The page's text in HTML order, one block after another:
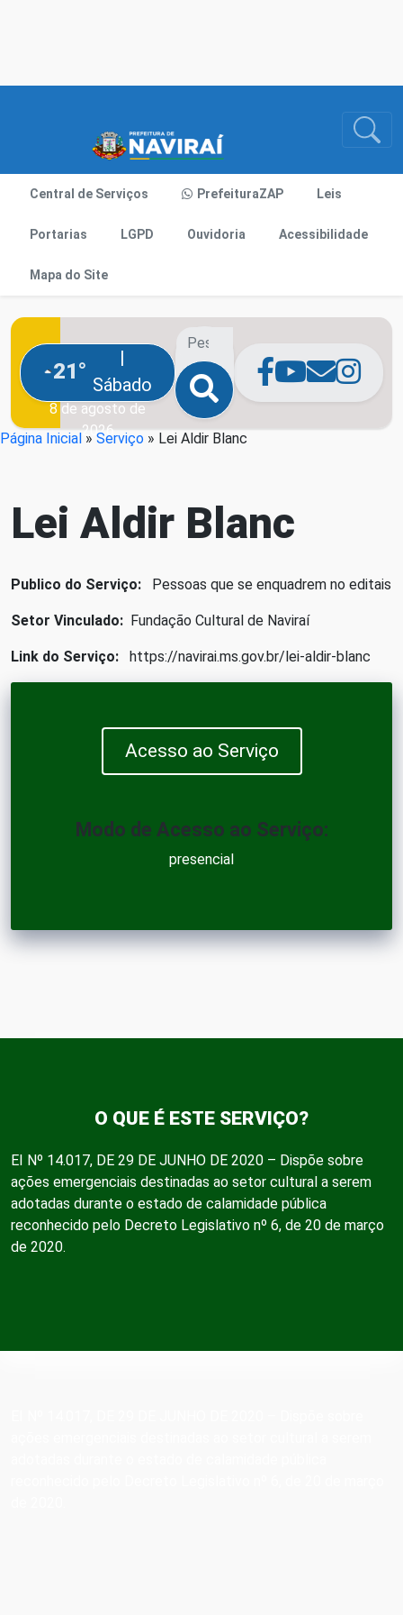
Central de Serviços PrefeituraZAP Leis
Portarias LGPD Ouvidoria Acessibilidade
Mapa do Site
21°
|
Sábado
8 de agosto de
2026
Página Inicial » Serviço » Lei Aldir Blanc
Lei Aldir Blanc
Publico do Serviço: Pessoas que se enquadrem no editais
Setor Vinculado: Fundação Cultural de Naviraí
Link do Serviço: https://navirai.ms.gov.br/lei-aldir-blanc
Acesso ao Serviço
Modo de Acesso ao Serviço:
presencial
O QUE É ESTE SERVIÇO?
EI Nº 14.017, DE 29 DE JUNHO DE 2020 – Dispõe sobre
ações emergenciais destinadas ao setor cultural a serem
adotadas durante o estado de calamidade pública
reconhecido pelo Decreto Legislativo nº 6, de 20 de março
de 2020.